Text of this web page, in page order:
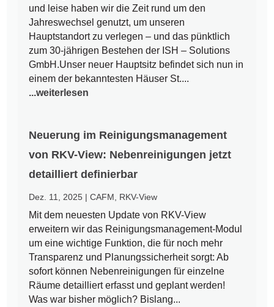
und leise haben wir die Zeit rund um den
Jahreswechsel genutzt, um unseren
Hauptstandort zu verlegen – und das pünktlich
zum 30-jährigen Bestehen der ISH – Solutions
GmbH.Unser neuer Hauptsitz befindet sich nun in
einem der bekanntesten Häuser St....
...weiterlesen
Neuerung im Reinigungsmanagement
von RKV-View: Nebenreinigungen jetzt
detailliert definierbar
Dez. 11, 2025 |CAFM RKV-View
Mit dem neuesten Update von RKV-View
erweitern wir das Reinigungsmanagement-Modul
um eine wichtige Funktion, die für noch mehr
Transparenz und Planungssicherheit sorgt: Ab
sofort können Nebenreinigungen für einzelne
Räume detailliert erfasst und geplant werden!
Was war bisher möglich? Bislang...